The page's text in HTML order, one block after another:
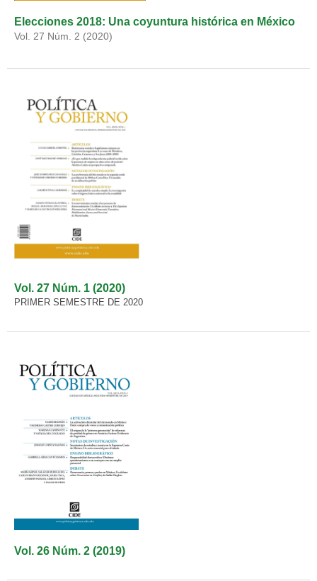
Elecciones 2018: Una coyuntura histórica en México
Vol. 27 Núm. 2 (2020)
Vol. 27 Núm. 1 (2020)
PRIMER SEMESTRE DE 2020
Vol. 26 Núm. 2 (2019)